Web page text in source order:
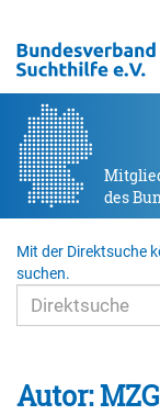
des
Mit der Direktsuche
suchen.
Autor: